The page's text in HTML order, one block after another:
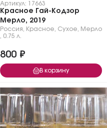
Артикул: 17663
Красное Гай-Кодзор
Мерло, 2019
Россия Красное Сухое
Мерло
0.75 л.
800 ₽
В корзину